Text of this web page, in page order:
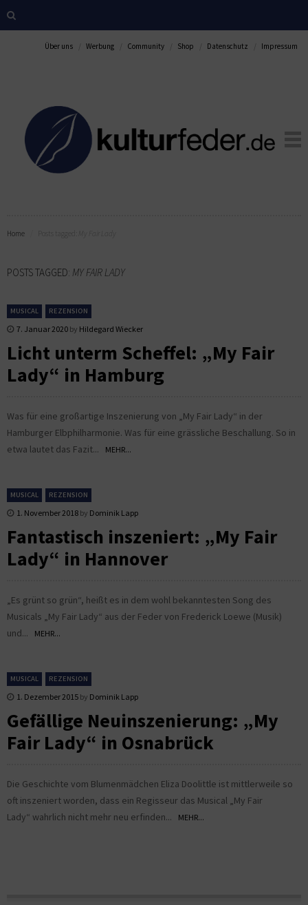
Über uns Werbung Community Shop Datenschutz Impressum
Home
POSTS TAGGED: MY FAIR LADY
MUSICAL REZENSION
7. Januar 2020 by Hildegard Wiecker
Licht unterm Scheffel: „My Fair
Lady“ in Hamburg
Was für eine großartige Inszenierung von „My Fair Lady“ in der
Hamburger Elbphilharmonie. Was für eine grässliche Beschallung. So in
etwa lautet das Fazit...
MEHR...
MUSICAL REZENSION
1. November 2018 by Dominik Lapp
Fantastisch inszeniert: „My Fair
Lady“ in Hannover
„Es grünt so grün“, heißt es in dem wohl bekanntesten Song des
Musicals „My Fair Lady“ aus der Feder von Frederick Loewe (Musik)
und...
MEHR...
MUSICAL REZENSION
1. Dezember 2015 by Dominik Lapp
Gefällige Neuinszenierung: „My
Fair Lady“ in Osnabrück
Die Geschichte vom Blumenmädchen Eliza Doolittle ist mittlerweile so
oft inszeniert worden, dass ein Regisseur das Musical „My Fair
Lady“ wahrlich nicht mehr neu erfinden...
MEHR...